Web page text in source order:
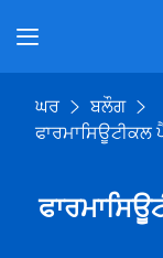
ਘਰ
ਬਲੌਗ
ਫਾਰਮਾਸਿਊਟੀਕਲ